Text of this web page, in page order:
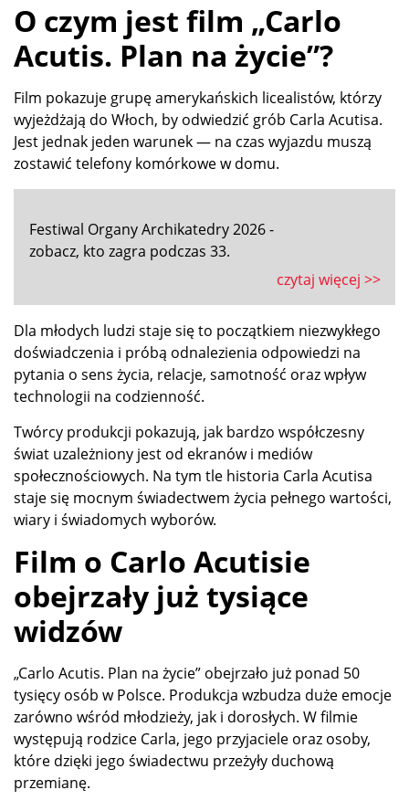
O czym jest film „Carlo
Acutis. Plan na życie”?
Film pokazuje grupę amerykańskich licealistów, którzy
wyjeżdżają do Włoch, by odwiedzić grób Carla Acutisa.
Jest jednak jeden warunek — na czas wyjazdu muszą
zostawić telefony komórkowe w domu.
Festiwal Organy Archikatedry 2026 -
zobacz, kto zagra podczas 33.
czytaj więcej >>
Dla młodych ludzi staje się to początkiem niezwykłego
doświadczenia i próbą odnalezienia odpowiedzi na
pytania o sens życia, relacje, samotność oraz wpływ
technologii na codzienność.
Twórcy produkcji pokazują, jak bardzo współczesny
świat uzależniony jest od ekranów i mediów
społecznościowych. Na tym tle historia Carla Acutisa
staje się mocnym świadectwem życia pełnego wartości,
wiary i świadomych wyborów.
Film o Carlo Acutisie
obejrzały już tysiące
widzów
„Carlo Acutis. Plan na życie” obejrzało już ponad 50
tysięcy osób w Polsce. Produkcja wzbudza duże emocje
zarówno wśród młodzieży, jak i dorosłych. W filmie
występują rodzice Carla, jego przyjaciele oraz osoby,
które dzięki jego świadectwu przeżyły duchową
przemianę.